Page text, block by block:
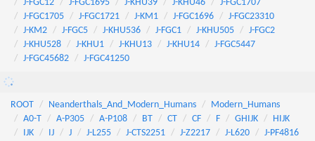
J-FGC12
J-FGC1695 J-KHU39 J-KHU46
J-FGC1707
J-FGC1705
J-FGC1721 J-KM1 J-FGC1696
J-FGC23310
J-KM2
J-FGC5 J-KHU536 J-FGC1 J-KHU505
J-FGC2
J-KHU528
J-KHU1 J-KHU13 J-KHU14
J-FGC5447
J-FGC45682
J-FGC41250
ROOT Neanderthals_And_Modern_Humans
Modern_Humans
A0-T
A-P305 A-P108 BT CT CF F GHIJK
HIJK
IJK
IJ J J-L255 J-CTS2251 J-Z2217 J-L620
J-PF4816